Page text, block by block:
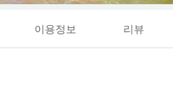
이용정보 리뷰